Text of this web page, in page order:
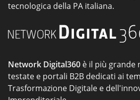
tecnologica della PA italiana.
Network Digital360 è il più grande
testate e portali B2B dedicati ai
Trasformazione Digitale e